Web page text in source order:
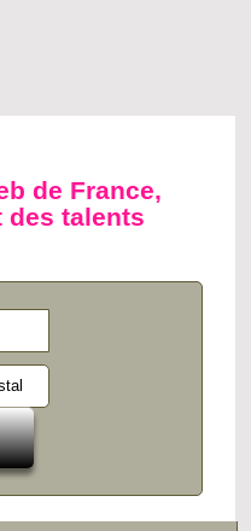
de France,
des talents